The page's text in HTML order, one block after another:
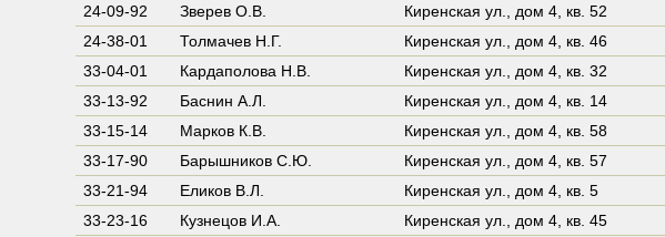
24-09-92
Зверев О.В. Киренская ул., дом 4 кв. 52
24-38-01
Толмачев Н.Г. Киренская ул., дом 4 кв. 46
33-04-01
Кардаполова Н.В. Киренская ул., дом 4 кв. 32
33-13-92
Баснин А.Л. Киренская ул., дом 4 кв. 14
33-15-14
Марков К.В. Киренская ул., дом 4 кв. 58
33-17-90
Барышников С.Ю. Киренская ул., дом 4 кв. 57
33-21-94
Еликов В.Л. Киренская ул., дом 4 кв. 5
33-23-16
Кузнецов И.А. Киренская ул., дом 4 кв. 45